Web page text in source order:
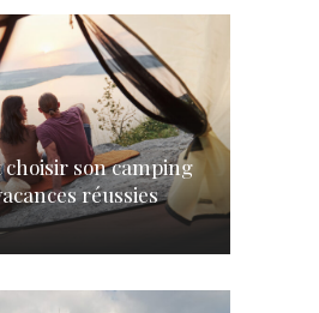
son camping
réussies